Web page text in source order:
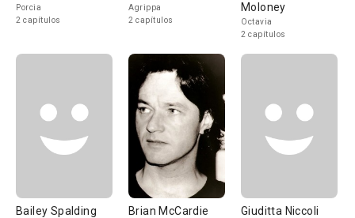
Porcia
2 capítulos
Agrippa
2 capítulos
Moloney
Octavia
2 capítulos
Bailey Spalding Brian McCardie Giuditta Niccoli